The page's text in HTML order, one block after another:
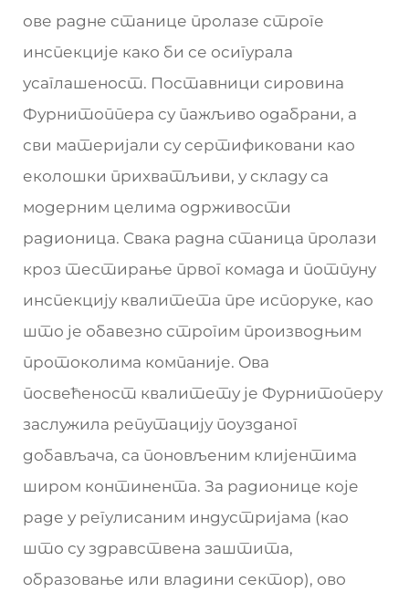
ове радне станице пролазе строге
инспекције како би се осигурала
усаглашеност. Поставници сировина
Фурнитоппера су пажљиво одабрани, а
сви материјали су сертификовани као
еколошки прихватљиви, у складу са
модерним целима одрживости
радионица. Свака радна станица пролази
кроз тестирање првог комада и потпуну
инспекцију квалитета пре испоруке, као
што је обавезно строгим производњим
протоколима компаније. Ова
посвећеност квалитету је Фурнитоперу
заслужила репутацију поузданог
добављача, са поновљеним клијентима
широм континента. За радионице које
раде у регулисаним индустријама (као
што су здравствена заштита,
образовање или владини сектор), ово